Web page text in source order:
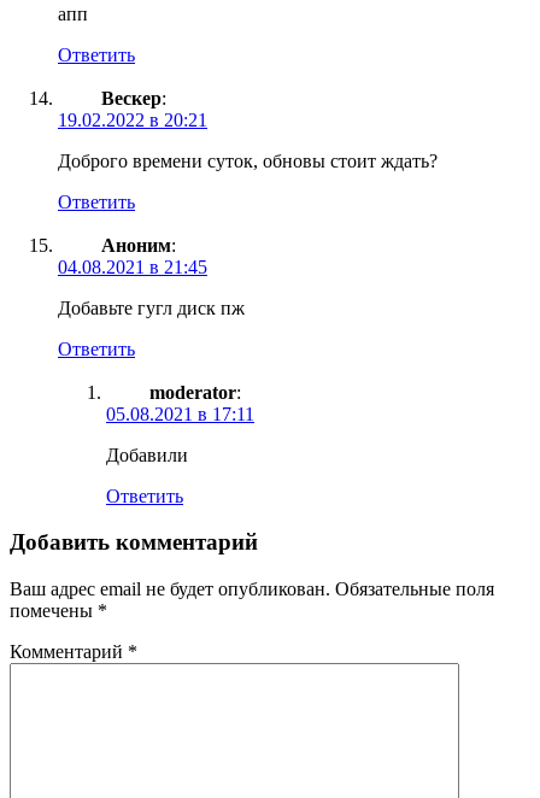
апп
Ответить
Вескер:
19.02.2022 в 20:21
Доброго времени суток, обновы стоит ждать?
Ответить
Аноним:
04.08.2021 в 21:45
Добавьте гугл диск пж
Ответить
moderator:
05.08.2021 в 17:11
Добавили
Ответить
Добавить комментарий
Ваш адрес email не будет опубликован. Обязательные поля
помечены *
Комментарий *